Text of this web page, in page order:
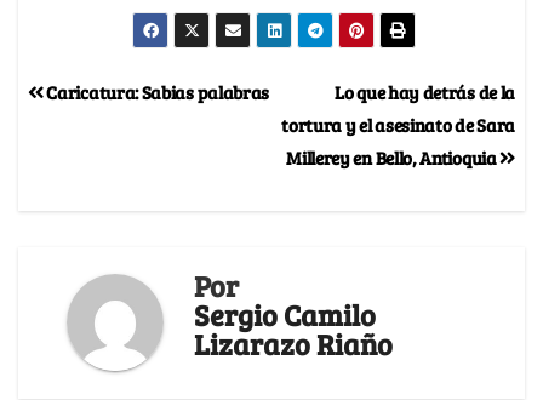
Lo que hay detrás de la
tortura y el asesinato de Sara
Millerey en Bello, Antioquia
Caricatura: Sabias palabras
Por
Sergio Camilo
Lizarazo Riaño